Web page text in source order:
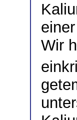
Wir